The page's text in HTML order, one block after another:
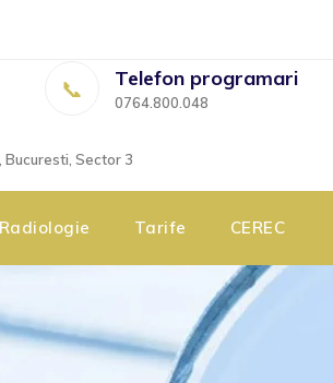
Telefon programari
0764.800.048
Bucuresti, Sector 3
Radiologie Tarife CEREC